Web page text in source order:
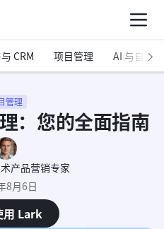
CRM 项目管理 AI 与自动化
管理
：您的全面指南
产品营销专家
8月6日
用 Lark